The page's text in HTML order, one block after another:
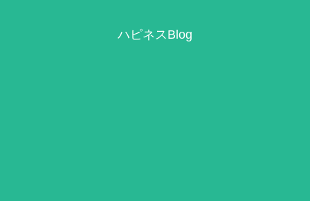
ハピネスBlog